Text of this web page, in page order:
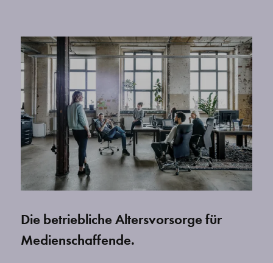
Die betriebliche Altersvorsorge für
Medienschaffende.